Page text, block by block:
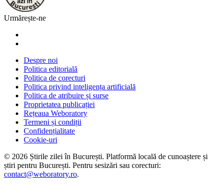
Urmărește-ne
Despre noi
Politica editorială
Politica de corecturi
Politica privind inteligența artificială
Politica de atribuire și surse
Proprietatea publicației
Rețeaua Weboratory
Termeni și condiții
Confidențialitate
Cookie-uri
© 2026 Știrile zilei în București. Platformă locală de cunoaștere și
știri pentru București. Pentru sesizări sau corecturi:
contact@weboratory.ro.